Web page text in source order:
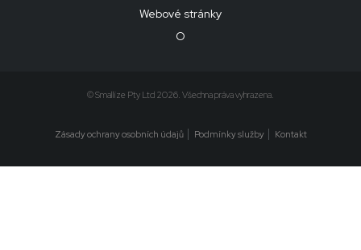
Webové stránky
O
© Smallize Pty Ltd 2026. Všechna práva vyhrazena.
Zásady ochrany osobních údajů Podmínky služby Kontakt